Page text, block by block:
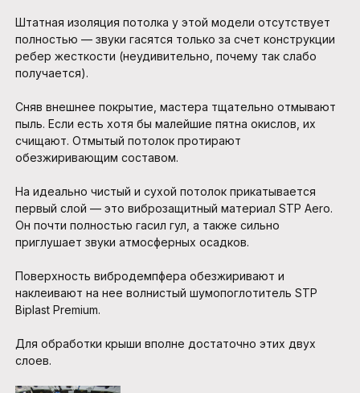
Штатная изоляция потолка у этой модели отсутствует
полностью — звуки гасятся только за счет конструкции
ребер жесткости (неудивительно, почему так слабо
получается).
Сняв внешнее покрытие, мастера тщательно отмывают
пыль. Если есть хотя бы малейшие пятна окислов, их
счищают. Отмытый потолок протирают
обезжиривающим составом.
На идеально чистый и сухой потолок прикатывается
первый слой — это виброзащитный материал STP Aero.
Он почти полностью гасил гул, а также сильно
приглушает звуки атмосферных осадков.
Поверхность вибродемпфера обезжиривают и
наклеивают на нее волнистый шумопоглотитель STP
Biplast Premium.
Для обработки крыши вполне достаточно этих двух
слоев.